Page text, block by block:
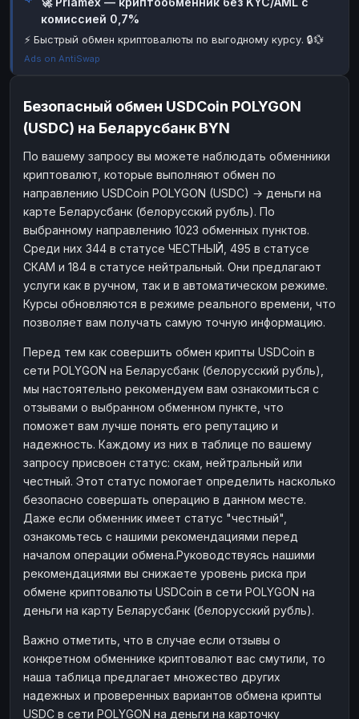
Наличные
Наличные USD Наличные USD
комиссией 0,7%
⚡ Быстрый обмен криптовалюты по выгодному курсу. 🔒💱
Ads on AntiSwap
Безопасный обмен USDCoin POLYGON
(USDC) на Беларусбанк BYN
По вашему запросу вы можете наблюдать обменники
криптовалют, которые выполняют обмен по
направлению USDCoin POLYGON (USDC) → деньги на
карте Беларусбанк (белорусский рубль). По
выбранному направлению 1023 обменных пунктов.
Среди них 344 в статусе ЧЕСТНЫЙ, 495 в статусе
СКАМ и 184 в статусе нейтральный. Они предлагают
услуги как в ручном, так и в автоматическом режиме.
Курсы обновляются в режиме реального времени, что
позволяет вам получать самую точную информацию.
Перед тем как совершить обмен крипты USDCoin в
сети POLYGON на Беларусбанк (белорусский рубль),
мы настоятельно рекомендуем вам ознакомиться с
отзывами о выбранном обменном пункте, что
поможет вам лучше понять его репутацию и
надежность. Каждому из них в таблице по вашему
запросу присвоен статус: скам, нейтральный или
честный. Этот статус помогает определить насколько
безопасно совершать операцию в данном месте.
Даже если обменник имеет статус "честный",
ознакомьтесь с нашими рекомендациями перед
началом операции обмена.Руководствуясь нашими
рекомендациями вы снижаете уровень риска при
обмене криптовалюты USDCoin в сети POLYGON на
деньги на карту Беларусбанк (белорусский рубль).
Важно отметить, что в случае если отзывы о
конкретном обменнике криптовалют вас смутили, то
наша таблица предлагает множество других
надежных и проверенных вариантов обмена крипты
USDC в сети POLYGON на деньги на карточку